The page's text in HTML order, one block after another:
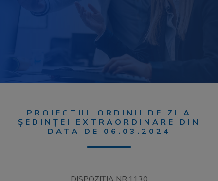
PROIECTUL ORDINII DE ZI A
ȘEDINȚEI EXTRAORDINARE DIN
DATA DE 06.03.2024
DISPOZIŢIA NR.1130